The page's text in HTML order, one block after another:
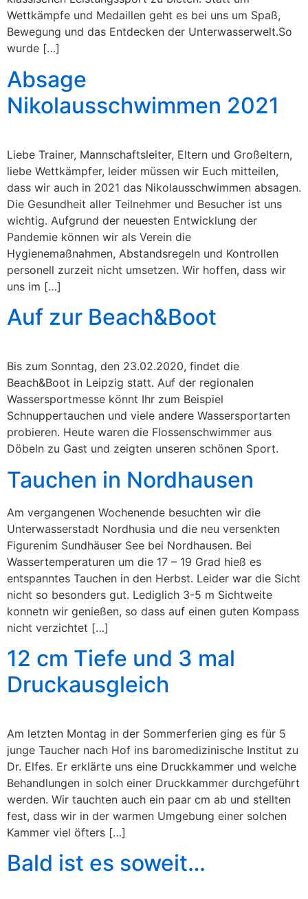
Wettkämpfe und Medaillen geht es bei uns um Spaß,
Bewegung und das Entdecken der Unterwasserwelt.So
wurde […]
Absage
Nikolausschwimmen 2021
Liebe Trainer, Mannschaftsleiter, Eltern und Großeltern,
liebe Wettkämpfer, leider müssen wir Euch mitteilen,
dass wir auch in 2021 das Nikolausschwimmen absagen.
Die Gesundheit aller Teilnehmer und Besucher ist uns
wichtig. Aufgrund der neuesten Entwicklung der
Pandemie können wir als Verein die
Hygienemaßnahmen, Abstandsregeln und Kontrollen
personell zurzeit nicht umsetzen. Wir hoffen, dass wir
uns im […]
Auf zur Beach&Boot
Bis zum Sonntag, den 23.02.2020, findet die
Beach&Boot in Leipzig statt. Auf der regionalen
Wassersportmesse könnt Ihr zum Beispiel
Schnuppertauchen und viele andere Wassersportarten
probieren. Heute waren die Flossenschwimmer aus
Döbeln zu Gast und zeigten unseren schönen Sport.
Tauchen in Nordhausen
Am vergangenen Wochenende besuchten wir die
Unterwasserstadt Nordhusia und die neu versenkten
Figurenim Sundhäuser See bei Nordhausen. Bei
Wassertemperaturen um die 17 – 19 Grad hieß es
entspanntes Tauchen in den Herbst. Leider war die Sicht
nicht so besonders gut. Lediglich 3-5 m Sichtweite
konnetn wir genießen, so dass auf einen guten Kompass
nicht verzichtet […]
12 cm Tiefe und 3 mal
Druckausgleich
Am letzten Montag in der Sommerferien ging es für 5
junge Taucher nach Hof ins baromedizinische Institut zu
Dr. Elfes. Er erklärte uns eine Druckkammer und welche
Behandlungen in solch einer Druckkammer durchgeführt
werden. Wir tauchten auch ein paar cm ab und stellten
fest, dass wir in der warmen Umgebung einer solchen
Kammer viel öfters […]
Bald ist es soweit…